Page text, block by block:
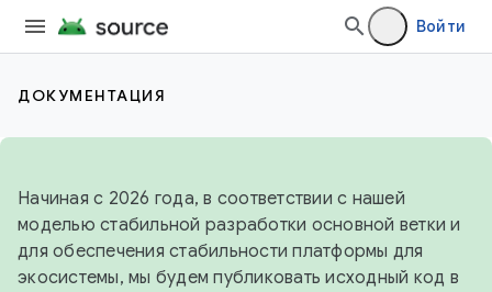
Войти
ДОКУМЕНТАЦИЯ
Начиная с 2026 года, в соответствии с нашей
моделью стабильной разработки основной ветки и
для обеспечения стабильности платформы для
экосистемы, мы будем публиковать исходный код в